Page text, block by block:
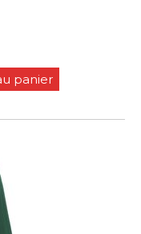
panier